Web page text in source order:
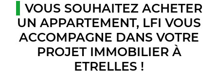
VOUS SOUHAITEZ ACHETER
UN APPARTEMENT, LFI VOUS
ACCOMPAGNE DANS VOTRE
PROJET IMMOBILIER À
ETRELLES !